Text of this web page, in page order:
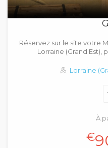
Réservez sur le site votre
Lorraine (Grand Est),
Lorraine
À
€